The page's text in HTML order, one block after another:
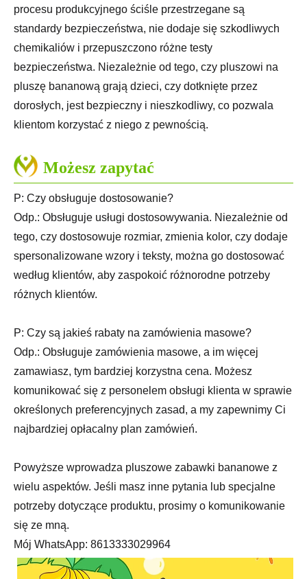
procesu produkcyjnego ściśle przestrzegane są
standardy bezpieczeństwa, nie dodaje się szkodliwych
chemikaliów i przepuszczono różne testy
bezpieczeństwa. Niezależnie od tego, czy pluszowi na
pluszę bananową grają dzieci, czy dotknięte przez
dorosłych, jest bezpieczny i nieszkodliwy, co pozwala
klientom korzystać z niego z pewnością.
Możesz zapytać
P: Czy obsługuje dostosowanie?
Odp.: Obsługuje usługi dostosowywania. Niezależnie od
tego, czy dostosowuje rozmiar, zmienia kolor, czy dodaje
spersonalizowane wzory i teksty, można go dostosować
według klientów, aby zaspokoić różnorodne potrzeby
różnych klientów.
P: Czy są jakieś rabaty na zamówienia masowe?
Odp.: Obsługuje zamówienia masowe, a im więcej
zamawiasz, tym bardziej korzystna cena. Możesz
komunikować się z personelem obsługi klienta w sprawie
określonych preferencyjnych zasad, a my zapewnimy Ci
najbardziej opłacalny plan zamówień.
Powyższe wprowadza pluszowe zabawki bananowe z
wielu aspektów. Jeśli masz inne pytania lub specjalne
potrzeby dotyczące produktu, prosimy o komunikowanie
się ze mną.
Mój WhatsApp: 8613333029964